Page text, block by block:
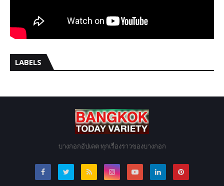
LABELS
บางกอกอัปเดต ทุกเรื่องราวของบางกอก